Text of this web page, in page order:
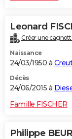
Leonard
Créer une
Naissance
24/03/1950 à
Décès
24/06/2015 à
Famille FISCHER
Philippe